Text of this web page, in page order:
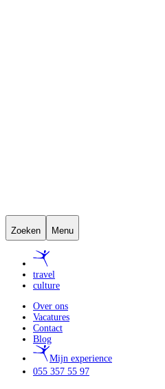
Zoeken Menu
travel
culture
Over ons
Vacatures
Contact
Blog
Mijn experience
055 357 55 97